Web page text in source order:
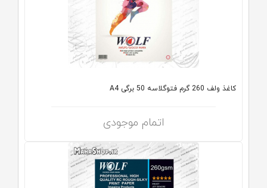
کاغذ ولف 260 گرم فتوگلاسه 50 برگی A4
اتمام موجودی